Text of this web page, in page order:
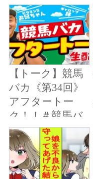
偵「不倫ではあ
りません」→嫁
の裏の顔に驚愕
【スカッとする
話】【マンガ動
画】
【トーク】競馬
バカ《第34回》
アフタートー
ク！！＃競馬バ
カ【競馬】